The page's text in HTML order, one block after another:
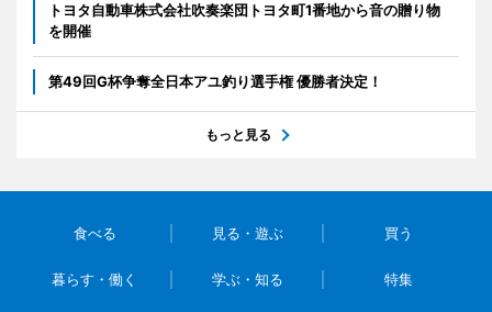
トヨタ自動車株式会社吹奏楽団トヨタ町1番地から音の贈り物
を開催
第49回G杯争奪全日本アユ釣り選手権 優勝者決定！
もっと見る
食べる 見る・遊ぶ 買う
暮らす・働く 学ぶ・知る 特集